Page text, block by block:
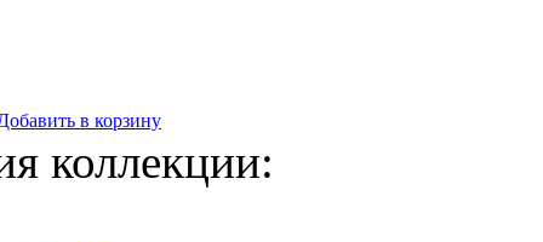
в корзину
коллекции: